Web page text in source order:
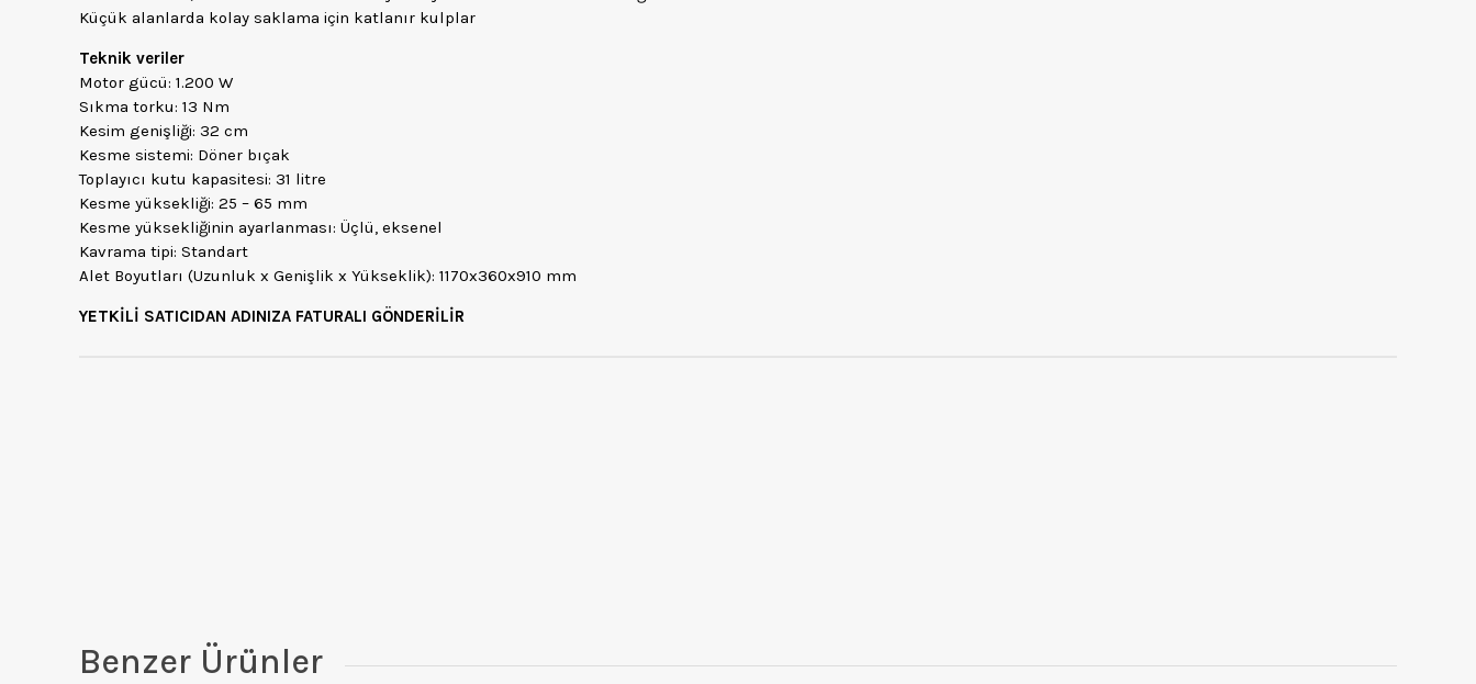
Küçük alanlarda kolay saklama için katlanır kulplar
Teknik veriler
Motor gücü: 1.200 W
Sıkma torku: 13 Nm
Kesim genişliği: 32 cm
Kesme sistemi: Döner bıçak
Toplayıcı kutu kapasitesi: 31 litre
Kesme yüksekliği: 25 – 65 mm
Kesme yüksekliğinin ayarlanması: Üçlü, eksenel
Kavrama tipi: Standart
Alet Boyutları (Uzunluk x Genişlik x Yükseklik): 1170x360x910 mm
YETKİLİ SATICIDAN ADINIZA FATURALI GÖNDERİLİR
Benzer Ürünler